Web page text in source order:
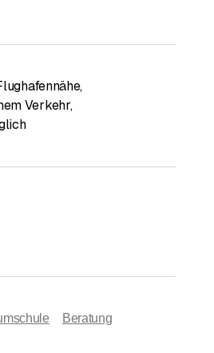
,
Verkehr,
Beratung